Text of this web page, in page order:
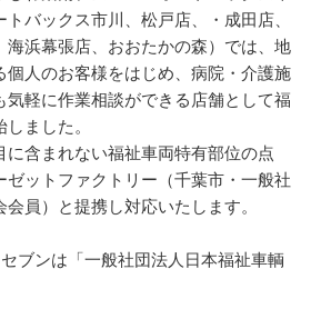
バックス市川、松戸店、・成田店、
海浜幕張店、おおたかの森）では、地
個人のお客様をはじめ、病院・介護施
軽に作業相談ができる店舗として福
ました。
含まれない福祉車両特有部位の点
ットファクトリー（千葉市・一般社
員）と提携し対応いたします。
ブンは「一般社団法人日本福祉車輌